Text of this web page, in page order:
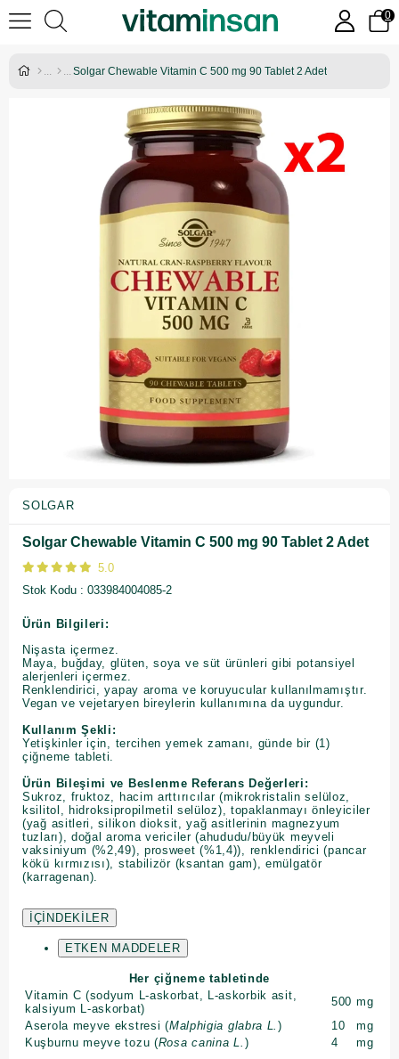
0
Solgar Chewable Vitamin C 500 mg 90 Tablet 2 Adet
SOLGAR
Solgar Chewable Vitamin C 500 mg 90 Tablet 2 Adet
5.0
Stok Kodu
033984004085-2
Ürün Bilgileri:
Nişasta içermez.
Maya, buğday, glüten, soya ve süt ürünleri gibi potansiyel
alerjenleri içermez.
Renklendirici, yapay aroma ve koruyucular kullanılmamıştır.
Vegan ve vejetaryen bireylerin kullanımına da uygundur.
Kullanım Şekli:
Yetişkinler için, tercihen yemek zamanı, günde bir (1)
çiğneme tableti.
Ürün Bileşimi ve Beslenme Referans Değerleri:
Sukroz, fruktoz, hacim arttırıcılar (mikrokristalin selüloz,
ksilitol, hidroksipropilmetil selüloz), topaklanmayı önleyiciler
(yağ asitleri, silikon dioksit, yağ asitlerinin magnezyum
tuzları), doğal aroma vericiler (ahududu/büyük meyveli
vaksiniyum (%2,49), prosweet (%1,4)), renklendirici (pancar
kökü kırmızısı), stabilizör (ksantan gam), emülgatör
(karragenan).
İÇİNDEKİLER
ETKEN MADDELER
Her çiğneme tabletinde
Vitamin C (sodyum L-askorbat, L-askorbik asit,
kalsiyum L-askorbat)
500 mg
Aserola meyve ekstresi (Malphigia glabra L.) 10
mg
Kuşburnu meyve tozu (Rosa canina L. ) 4 mg